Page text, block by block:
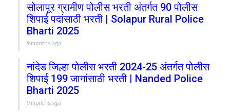
सोलापूर ग्रामीण पोलीस भरती अंतर्गत 90 पोलीस
शिपाई पदांसाठी भरती | Solapur Rural Police
Bharti 2025
9 months ago
नांदेड जिल्हा पोलीस भरती 2024-25 अंतर्गत पोलीस
शिपाई 199 जागांसाठी भरती | Nanded Police
Bharti 2025
9 months ago